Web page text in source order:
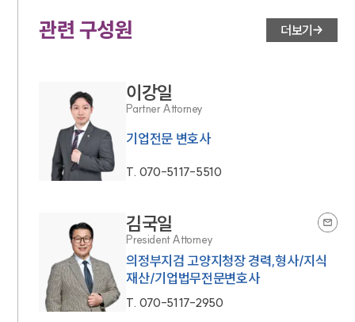
관련 구성원 더보기
이강일
Partner Attorney
기업전문 변호사
T. 070-5117-5510
김국일
President Attorney
의정부지검 고양지청장 경력,형사/지식
재산/기업법무전문변호사
T. 070-5117-2950